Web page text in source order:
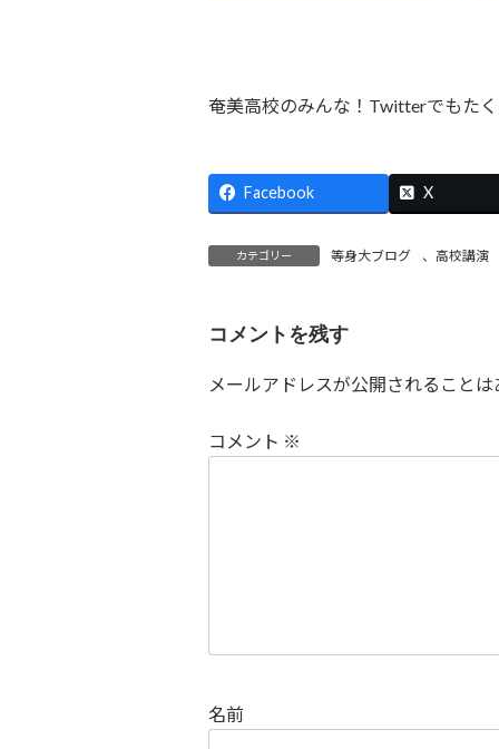
奄美高校のみんな！Twitterでもた
Facebook X
カテゴリー 等身大ブログ 、 高校講演
コメントを残す
メールアドレスが公開されることは
コメント ※
名前